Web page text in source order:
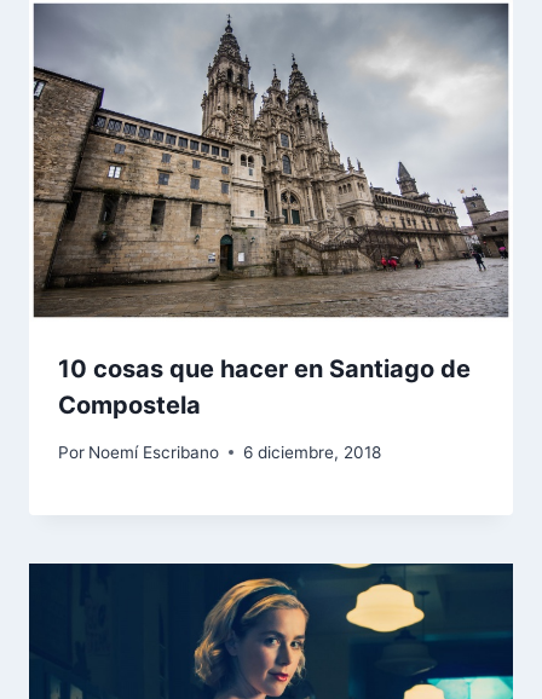
10 cosas que hacer en Santiago de
Compostela
Por Noemí Escribano 6 diciembre, 2018